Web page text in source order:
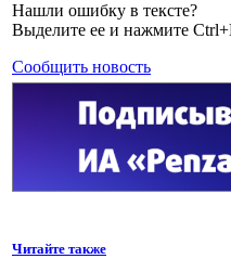
Нашли ошибку в тексте?
Выделите ее и нажмите
Сообщить новость
Читайте также